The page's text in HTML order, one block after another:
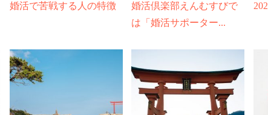
婚活で苦戦する人の特徴
婚活倶楽部えんむすびで
は「婚活サポーター...